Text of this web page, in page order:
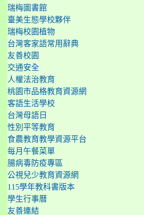
瑞梅圖書館
臺美生態學校夥伴
瑞梅校園植物
台灣客家語常用辭典
友善校園
交通安全
人權法治教育
桃園市品格教育資源網
客語生活學校
台灣母語日
性別平等教育
食農教育教學資源平台
每月午餐菜單
腸病毒防疫專區
公視兒少教育資源網
115學年教科書版本
學生行事曆
友善連結